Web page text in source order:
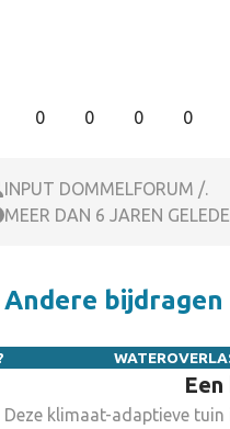
0 0 0 0
INPUT DOMMELFORUM /.
MEER DAN 6 JAREN
Andere bijdragen
Deze klimaat-adaptieve